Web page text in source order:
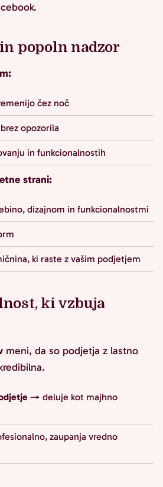
popoln nadzor
čez noč
opozorila
in funkcionalnostih
strani:
dizajnom in funkcionalnostmi
ki raste z vašim podjetjem
ki vzbuja
meni, da so podjetja z lastno
→ deluje kot majhno
zaupanja vredno